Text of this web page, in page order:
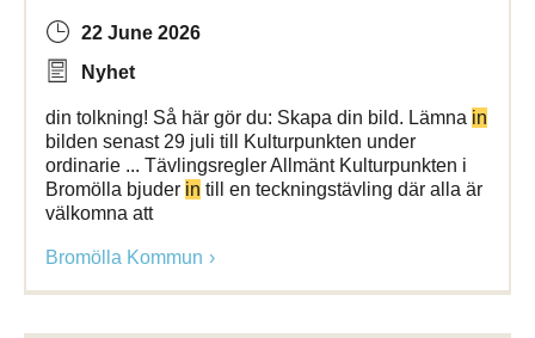
22 June 2026
Nyhet
din tolkning! Så här gör du: Skapa din bild. Lämna in
bilden senast 29 juli till Kulturpunkten under
ordinarie ... Tävlingsregler Allmänt Kulturpunkten i
Bromölla bjuder in till en teckningstävling där alla är
välkomna att
Bromölla Kommun